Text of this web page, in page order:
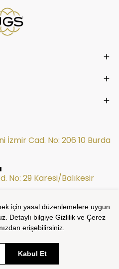
İzmir Cad. No: 206 10 Burda
No: 29 Karesi/Balıkesir
Hakları Saklıdır - Proses Agency
için yasal düzenlemelere uygun
Detaylı bilgiye Gizlilik ve Çerez
erişebilirsiniz.
Kabul Et